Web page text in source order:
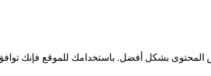
المحتوى بشكل أفضل. باستخدامك للموقع فإنك